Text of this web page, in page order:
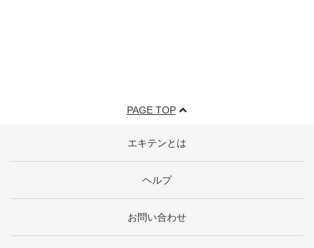
PAGE TOP
エキテンとは
ヘルプ
お問い合わせ